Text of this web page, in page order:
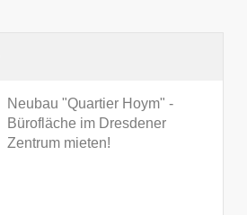
Neubau "Quartier Hoym" -
Bürofläche im Dresdener
Zentrum mieten!